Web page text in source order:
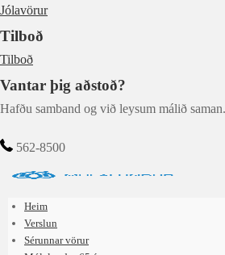
Jólavörur
Tilboð
Tilboð
Vantar þig aðstoð?
Hafðu samband og við leysum málið saman.
562-8500
Heim
Verslun
Sérunnar vörur